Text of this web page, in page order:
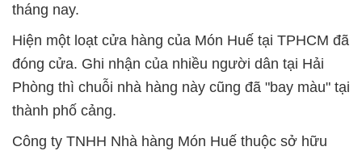
tháng nay.
Hiện một loạt cửa hàng của Món Huế tại TPHCM đã
đóng cửa. Ghi nhận của nhiều người dân tại Hải
Phòng thì chuỗi nhà hàng này cũng đã "bay màu" tại
thành phố cảng.
Công ty TNHH Nhà hàng Món Huế thuộc sở hữu